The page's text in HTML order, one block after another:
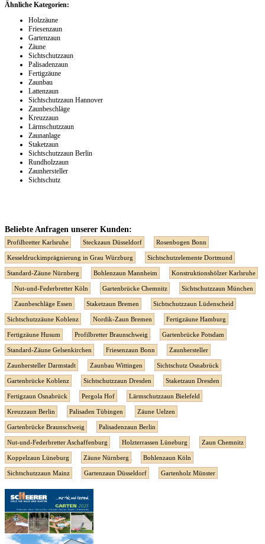
Ähnliche Kategorien:
Holzzäune
Friesenzaun
Gartenzaun
Zäune
Sichtschutzzaun
Palisadenzaun
Fertigzäune
Zaunbau
Lattenzaun
Sichtschutzzaun Hannover
Zaunbeschläge
Kreuzzaun
Lärmschutzzaun
Zaunanlage
Staketzaun
Sichtschutzzaun Berlin
Rundholzzaun
Zaunhersteller
Sichtschutz
Beliebte Anfragen unserer Kunden:
Profilbretter Karlsruhe Steckzaun Düsseldorf Rosenbogen Bonn
Kesseldruckimprägnierung in Grau Würzburg Sichtschutzelemente Dortmund
Standard-Zäune Nürnberg Bohlenzaun Mannheim Konstruktionshölzer Karlsruhe
Nut-und-Federbretter Köln Gartenbrücke Chemnitz Sichtschutzzaun München
Zaunbeschläge Essen Staketzaun Bremen Sichtschutzzaun Lüdenscheid
Sichtschutzzäune Koblenz Nordik-Zaun Bremen Fertigzäune Hamburg
Fertigzäune Husum Profilbretter Braunschweig Gartenbrücke Potsdam
Standard-Zäune Gelsenkirchen Friesenzaun Bonn Zaunhersteller
Zaunhersteller Darmstadt Zaunbau Wittingen Sichtschutz Osnabrück
Gartenbrücke Koblenz Sichtschutzzaun Dresden Staketzaun Dresden
Fertigzaun Osnabrück Pergola Hof Lärmschutzzaun Bielefeld
Kreuzzaun Berlin Palisaden Tübingen Zäune Uelzen
Gartenbrücke Braunschweig Palisadenzaun Berlin
Nut-und-Federbretter Aschaffenburg Holzterrassen Lüneburg Zaun Chemnitz
Koppelzaun Lüneburg Zäune Nürnberg Bohlenzaun Köln
Sichtschutzzaun Mainz Gartenzaun Düsseldorf Gartenholz Münster